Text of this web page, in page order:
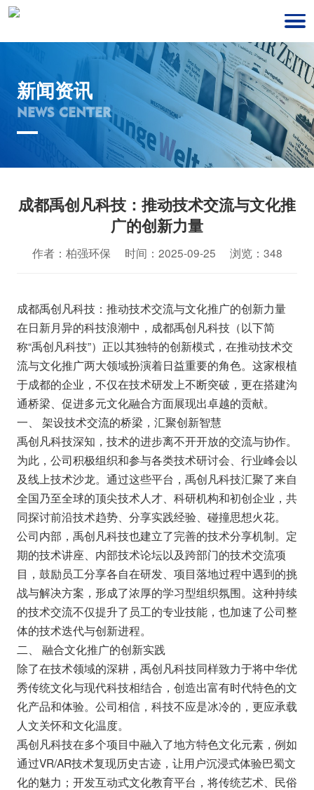
新闻资讯
NEWS CENTER
成都禹创凡科技：推动技术交流与文化推
广的创新力量
作者：柏强环保 时间：2025-09-25 浏览：348
成都禹创凡科技：推动技术交流与文化推广的创新力量
在日新月异的科技浪潮中，成都禹创凡科技（以下简
称“禹创凡科技”）正以其独特的创新模式，在推动技术交
流与文化推广两大领域扮演着日益重要的角色。这家根植
于成都的企业，不仅在技术研发上不断突破，更在搭建沟
通桥梁、促进多元文化融合方面展现出卓越的贡献。
一、 架设技术交流的桥梁，汇聚创新智慧
禹创凡科技深知，技术的进步离不开开放的交流与协作。
为此，公司积极组织和参与各类技术研讨会、行业峰会以
及线上技术沙龙。通过这些平台，禹创凡科技汇聚了来自
全国乃至全球的顶尖技术人才、科研机构和初创企业，共
同探讨前沿技术趋势、分享实践经验、碰撞思想火花。
公司内部，禹创凡科技也建立了完善的技术分享机制。定
期的技术讲座、内部技术论坛以及跨部门的技术交流项
目，鼓励员工分享各自在研发、项目落地过程中遇到的挑
战与解决方案，形成了浓厚的学习型组织氛围。这种持续
的技术交流不仅提升了员工的专业技能，也加速了公司整
体的技术迭代与创新进程。
二、 融合文化推广的创新实践
除了在技术领域的深耕，禹创凡科技同样致力于将中华优
秀传统文化与现代科技相结合，创造出富有时代特色的文
化产品和体验。公司相信，科技不应是冰冷的，更应承载
人文关怀和文化温度。
禹创凡科技在多个项目中融入了地方特色文化元素，例如
通过VR/AR技术复现历史古迹，让用户沉浸式体验巴蜀文
化的魅力；开发互动式文化教育平台，将传统艺术、民俗